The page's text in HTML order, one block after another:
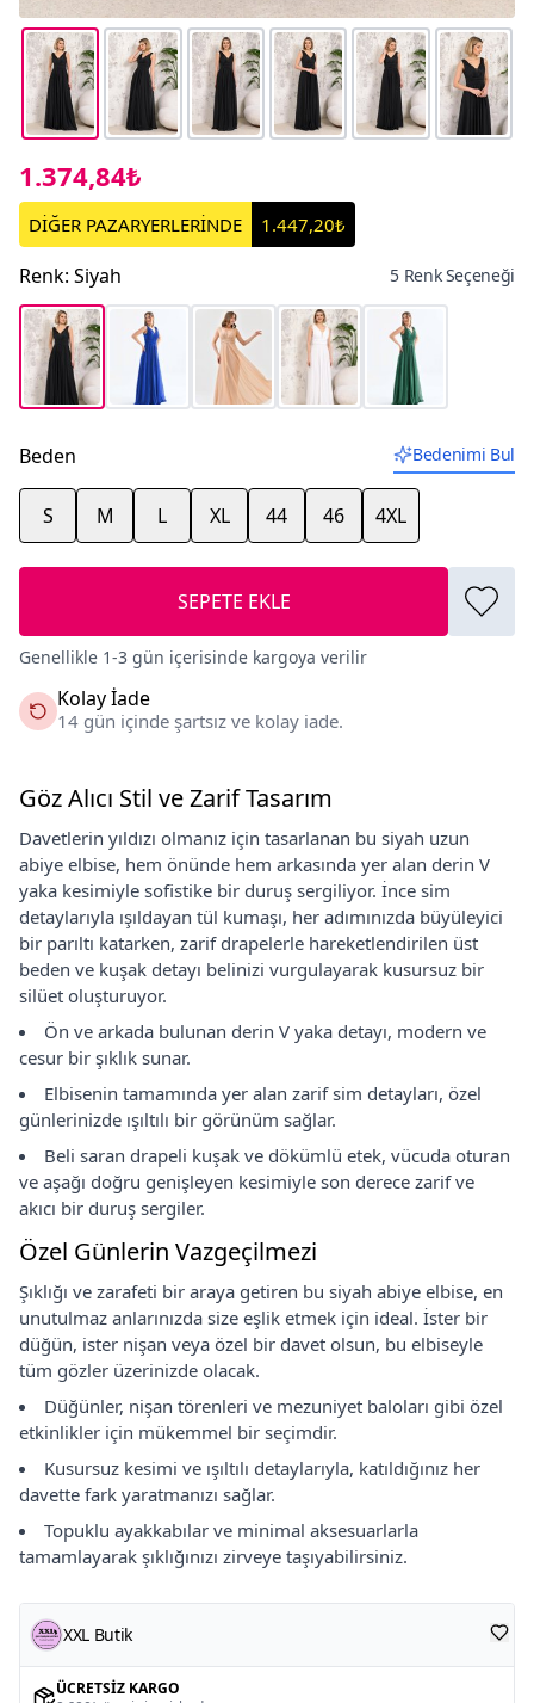
1.374,84₺
DİĞER PAZARYERLERİNDE 1.447,20₺
Renk: Siyah 5 Renk Seçeneği
Beden Bedenimi Bul
S M L XL 44 46 4XL
SEPETE EKLE
Genellikle 1-3 gün içerisinde kargoya verilir
Kolay İade
14 gün içinde şartsız ve kolay iade.
Göz Alıcı Stil ve Zarif Tasarım
Davetlerin yıldızı olmanız için tasarlanan bu siyah uzun
abiye elbise, hem önünde hem arkasında yer alan derin V
yaka kesimiyle sofistike bir duruş sergiliyor. İnce sim
detaylarıyla ışıldayan tül kumaşı, her adımınızda büyüleyici
bir parıltı katarken, zarif drapelerle hareketlendirilen üst
beden ve kuşak detayı belinizi vurgulayarak kusursuz bir
silüet oluşturuyor.
Ön ve arkada bulunan derin V yaka detayı, modern ve
cesur bir şıklık sunar.
Elbisenin tamamında yer alan zarif sim detayları, özel
günlerinizde ışıltılı bir görünüm sağlar.
Beli saran drapeli kuşak ve dökümlü etek, vücuda oturan
ve aşağı doğru genişleyen kesimiyle son derece zarif ve
akıcı bir duruş sergiler.
Özel Günlerin Vazgeçilmezi
Şıklığı ve zarafeti bir araya getiren bu siyah abiye elbise, en
unutulmaz anlarınızda size eşlik etmek için ideal. İster bir
düğün, ister nişan veya özel bir davet olsun, bu elbiseyle
tüm gözler üzerinizde olacak.
Düğünler, nişan törenleri ve mezuniyet baloları gibi özel
etkinlikler için mükemmel bir seçimdir.
Kusursuz kesimi ve ışıltılı detaylarıyla, katıldığınız her
davette fark yaratmanızı sağlar.
Topuklu ayakkabılar ve minimal aksesuarlarla
tamamlayarak şıklığınızı zirveye taşıyabilirsiniz.
XXL Butik
ÜCRETSIZ KARGO